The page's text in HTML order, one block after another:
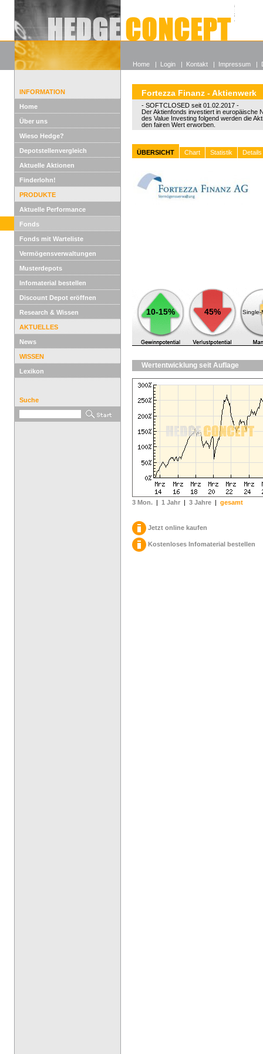
Alle
Wieso
INFORMATION
Home
Über uns
Wieso Hedge?
Depotstellenvergleich
Aktuelle Aktionen
Finderlohn!
PRODUKTE
Aktuelle Performance
Fonds
Fonds mit Warteliste
Vermögensverwaltungen
Musterdepots
Infomaterial bestellen
Discount Depot eröffnen
Research & Wissen
AKTUELLES
News
WISSEN
Lexikon
Suche
Fortezza Finanz - Aktienwerk
- SOFTCLOSED seit 01.02.2017 -
Der Aktienfonds investiert in europäische
des Value Investing folgend werden die
den fairen Wert erworben.
ÜBERSICHT Chart Statistik Details
10-15% 45% Single-
Wertentwicklung seit Auflage
3 Mon. | 1 Jahr | 3 Jahre | gesamt
Jetzt online kaufen
Kostenloses Infomaterial bestellen
Home | Login | Kontakt | Impressum |